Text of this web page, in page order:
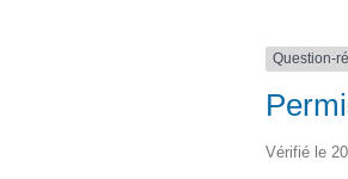
Question-
Vérifié le